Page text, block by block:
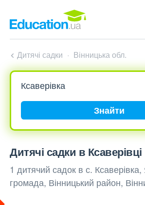
Дитячі садки Вінницька обл.
Знайти
Дитячі садки в Ксаверівці
1 дитячий садок в с.
громада, Вінницький район,